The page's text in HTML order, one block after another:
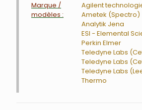
Marque /
modèles :
Agilent
Ametek (Spectro)
Analytik Jena
ESI - Elemental
Perkin Elmer
Teledyne Labs
Teledyne Labs
Teledyne Labs
Thermo